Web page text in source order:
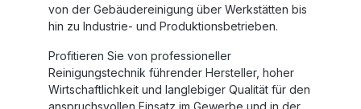
von der Gebäudereinigung über Werkstätten bis
hin zu Industrie- und Produktionsbetrieben.
Profitieren Sie von professioneller
Reinigungstechnik führender Hersteller, hoher
Wirtschaftlichkeit und langlebiger Qualität für den
anspruchsvollen Einsatz im Gewerbe und in der